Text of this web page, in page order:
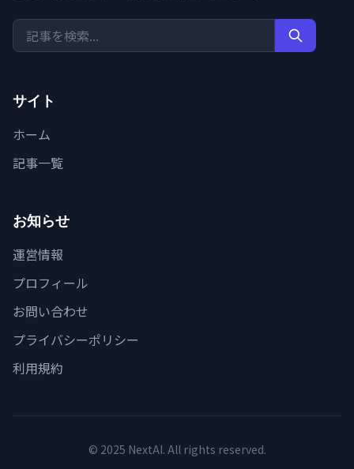
サイト
ホーム
記事一覧
お知らせ
運営情報
プロフィール
お問い合わせ
プライバシーポリシー
利用規約
© 2025 NextAI. All rights reserved.